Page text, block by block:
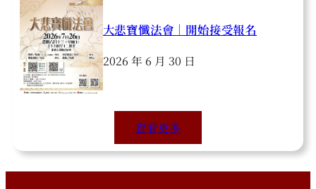
大悲寶懺法會｜開始接受報名
2026 年 6 月 30 日
查看更多